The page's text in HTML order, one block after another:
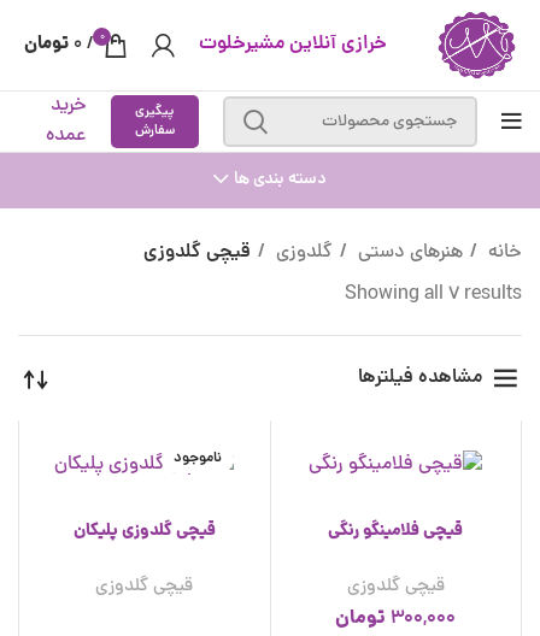
خرازی آنلاین مشیرخلوت 0
/
0 تومان
پیگیری
سفارش
خرید
عمده
دسته بندی ها
خانه هنرهای دستی گلدوزی
قیچی گلدوزی
Showing all 7 results
مشاهده فیلترها
قیچی فلامینگو رنگی
قیچی گلدوزی
300,000 تومان
ناموجود
قیچی گلدوزی پلیکان
قیچی گلدوزی